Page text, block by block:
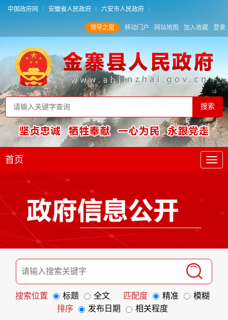
中国政府网 安徽省人民政府 六安市人民政府
领导之窗 移动门户 网站地图 加入收藏 登录
首页
搜索位置 标题 全文 匹配度 精准
模糊
排序
发布日期 相关程度